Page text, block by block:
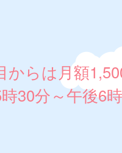
からは月額
30分～午後6